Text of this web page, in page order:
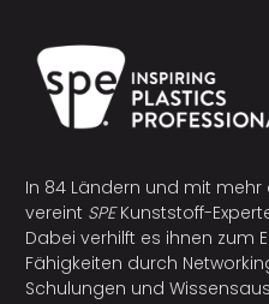
In 84 Ländern und mit mehr
vereint SPEKunststoff-
Dabei verhilft es ihnen zum
Fähigkeiten durch
Schulungen und